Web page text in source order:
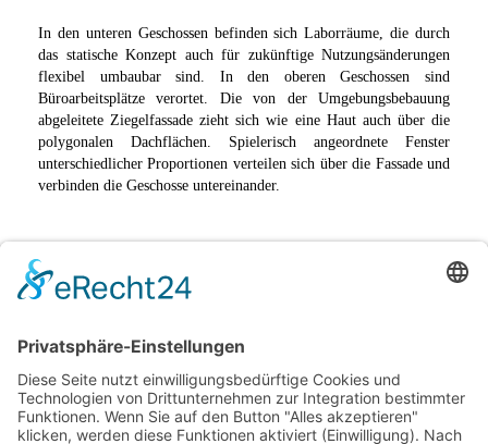
In den unteren Geschossen befinden sich Laborräume, die durch
das statische Konzept auch für zukünftige Nutzungsänderungen
flexibel umbaubar sind. In den oberen Geschossen sind
Büroarbeitsplätze verortet. Die von der Umgebungsbebauung
abgeleitete Ziegelfassade zieht sich wie eine Haut auch über die
polygonalen Dachflächen. Spielerisch angeordnete Fenster
unterschiedlicher Proportionen verteilen sich über die Fassade und
verbinden die Geschosse untereinander.
Durch ein gläsernes Treppenhaus wird ein Anschluss an die
angrenzende Bebauung geschaffen. Die Jury hob besonders die
kompakte Gebäudeform sehr nachhaltige Verhältnis von
Hüllfläche zu Grundfläche wird als positiv empfunden.